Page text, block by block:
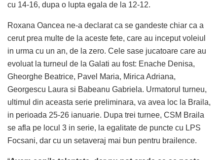
cu 14-16, dupa o lupta egala de la 12-12.
Roxana Oancea ne-a declarat ca se gandeste chiar ca a
cerut prea multe de la aceste fete, care au inceput voleiul
in urma cu un an, de la zero. Cele sase jucatoare care au
evoluat la turneul de la Galati au fost: Enache Denisa,
Gheorghe Beatrice, Pavel Maria, Mirica Adriana,
Georgescu Laura si Babeanu Gabriela. Urmatorul turneu,
ultimul din aceasta serie preliminara, va avea loc la Braila,
in perioada 25-26 ianuarie. Dupa trei turnee, CSM Braila
se afla pe locul 3 in serie, la egalitate de puncte cu LPS
Focsani, dar cu un setaveraj mai bun pentru brailence.